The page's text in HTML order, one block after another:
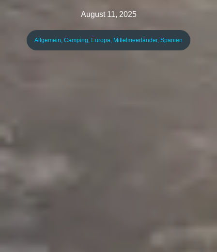
August 11, 2025
Allgemein, Camping, Europa, Mittelmeerländer, Spanien